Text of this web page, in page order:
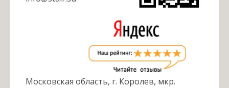
Московская область, г. Королев, мкр.